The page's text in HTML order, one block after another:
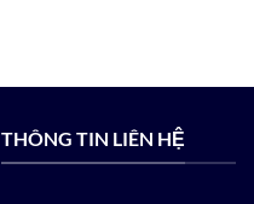
THÔNG TIN LIÊN HỆ